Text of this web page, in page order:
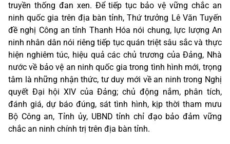
truyền thống đan xen. Để tiếp tục bảo vệ vững chắc an
ninh quốc gia trên địa bàn tỉnh, Thứ trưởng Lê Văn Tuyến
đề nghị Công an tỉnh Thanh Hóa nói chung, lực lượng An
ninh nhân dân nói riêng tiếp tục quán triệt sâu sắc và thực
hiện nghiêm túc, hiệu quả các chủ trương của Đảng, Nhà
nước về bảo vệ an ninh quốc gia trong tình hình mới, trọng
tâm là những nhận thức, tư duy mới về an ninh trong Nghị
quyết Đại hội XIV của Đảng; chủ động nắm, phân tích,
đánh giá, dự báo đúng, sát tình hình, kịp thời tham mưu
Bộ Công an, Tỉnh ủy, UBND tỉnh chỉ đạo bảo đảm vững
chắc an ninh chính trị trên địa bàn tỉnh.